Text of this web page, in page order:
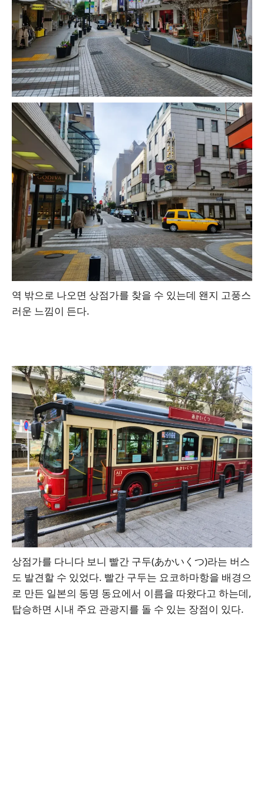
역 밖으로 나오면 상점가를 찾을 수 있는데 왠지 고풍스
러운 느낌이 든다.
상점가를 다니다 보니 빨간 구두(あかいくつ)라는 버스
도 발견할 수 있었다. 빨간 구두는 요코하마항을 배경으
로 만든 일본의 동명 동요에서 이름을 따왔다고 하는데,
탑승하면 시내 주요 관광지를 돌 수 있는 장점이 있다.